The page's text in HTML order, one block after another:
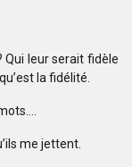
Qui leur serait fidèle
la fidélité.
me jettent.